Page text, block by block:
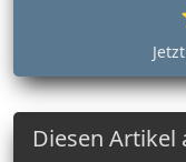
Diesen Artikel